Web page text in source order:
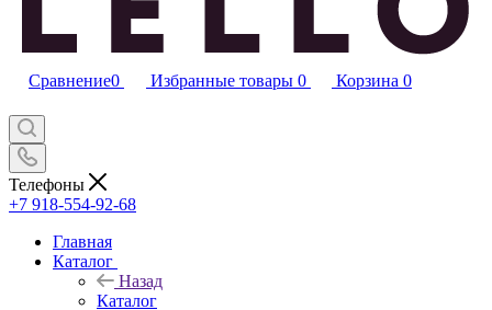
Сравнение0 Избранные товары 0 Корзина 0
Телефоны
+7 918-554-92-68
Главная
Каталог
Назад
Каталог